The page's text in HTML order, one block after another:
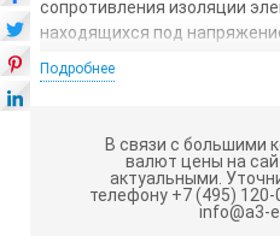
сопротивления изоляции
находящихся под
действующего значения
постоянного напряжения на
после проведения измерения.
Мегаомметры ЭС0210
отношений с
следующих основных узлов:
Подробнее
В связи с большими
валют цены на
актуальными.
телефону +7 (495) 120-
info@a3-